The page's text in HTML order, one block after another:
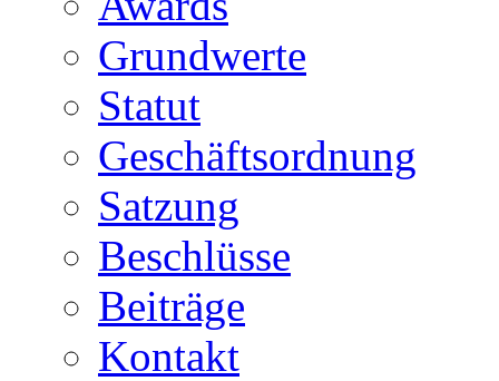
Grundwerte
Statut
Geschäftsordnung
Satzung
Beschlüsse
Beiträge
Kontakt